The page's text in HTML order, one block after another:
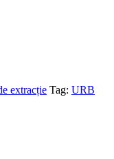
extracție Tag: URB